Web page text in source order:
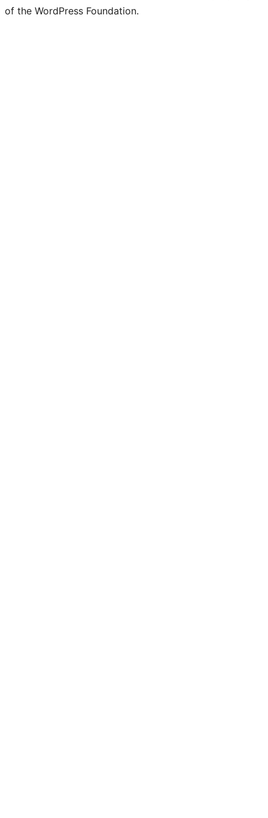
of the WordPress Foundation.